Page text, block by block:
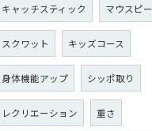
キャッチスティック マウスピ
スクワット キッズコース
身体機能アップ シッポ取り
レクリエーション 重さ